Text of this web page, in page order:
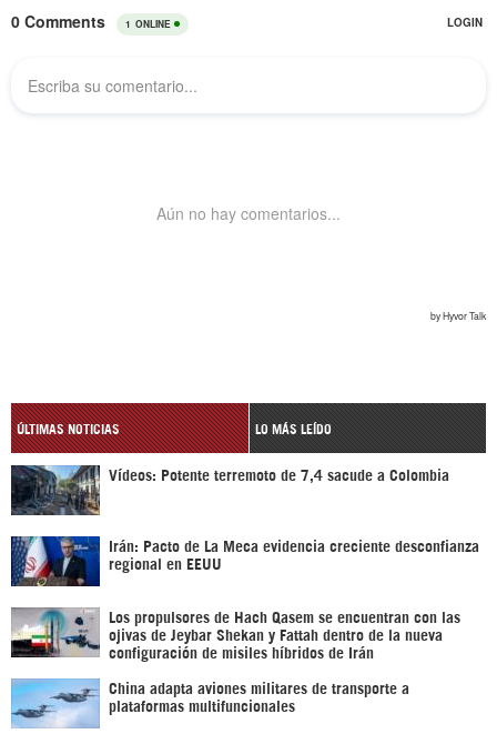
ÚLTIMAS NOTICIAS LO MÁS LEÍDO
Vídeos: Potente terremoto de 7,4 sacude a Colombia
Irán: Pacto de La Meca evidencia creciente desconfianza
regional en EEUU
Los propulsores de Hach Qasem se encuentran con las
ojivas de Jeybar Shekan y Fattah dentro de la nueva
configuración de misiles híbridos de Irán
China adapta aviones militares de transporte a
plataformas multifuncionales